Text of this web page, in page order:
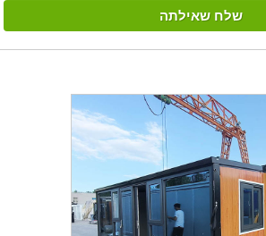
שלח שאילתה